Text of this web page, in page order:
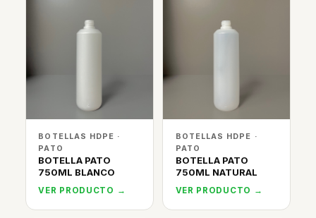
BOTELLAS HDPE ·
PATO
BOTELLA PATO
750ML BLANCO
VER PRODUCTO →
BOTELLAS HDPE ·
PATO
BOTELLA PATO
750ML NATURAL
VER PRODUCTO →